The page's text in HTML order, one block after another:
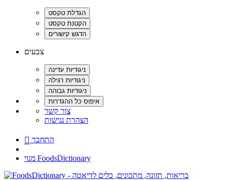
צבעים
צור קשר
הצהרת נגישות
 התחבר
מנוי FoodsDictionary